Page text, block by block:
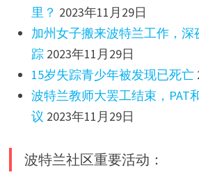
里？ 2023年11月29日
加州女子搬来波特兰工作，深
踪 2023年11月29日
15岁失踪青少年被发现已死亡
波特兰教师大罢工结束，PAT
议 2023年11月29日
波特兰社区重要活动：